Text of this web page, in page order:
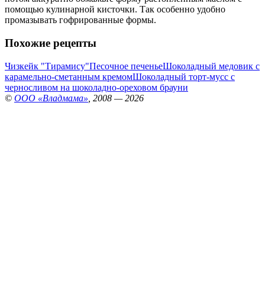
помощью кулинарной кисточки. Так особенно удобно
промазывать гофрированные формы.
Похожие рецепты
Чизкейк "Тирамису"Песочное печеньеШоколадный медовик с
карамельно-сметанным кремомШоколадный торт-мусс с
черносливом на шоколадно-ореховом брауни
© ООО «Владмама» , 2008 — 2026